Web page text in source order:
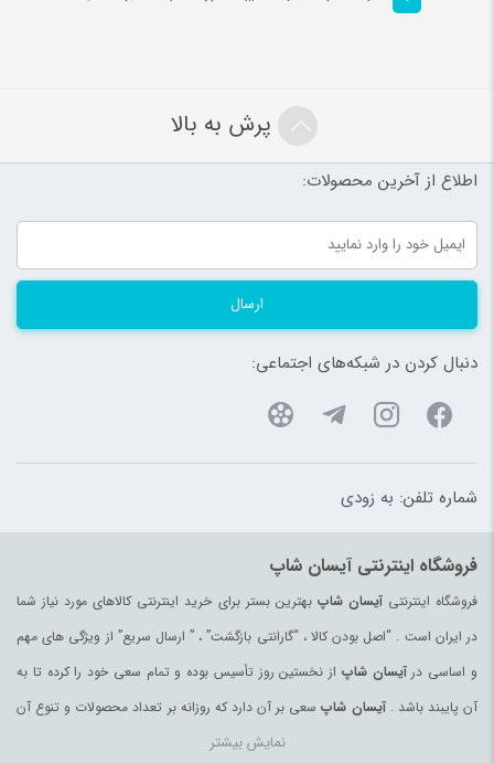
پرش به بالا
اطلاع از آخرین محصولات:
ارسال
دنبال کردن در شبکه‌های اجتماعی:
شماره تلفن: به زودی
فروشگاه اینترنتی آیسان شاپ
فروشگاه اینترنتیآیسان شاپبهترین بستر برای خرید اینترنتی کالاهای مورد نیاز شما
در ایران است . “اصل بودن کالا ، “گارانتی بازگشت” ، ” ارسال سریع” از ویژگی های مهم
و اساسی درآیسان شاپ از نخستین روز تأسیس بوده و تمام سعی خود را کرده تا به
آن پایبند باشد .آیسان شاپ سعی بر آن دارد که روزانه بر تعداد محصولات و تنوع آن
بیفزاید تا بتواند نیاز همه ی افراد با هر نوع سلیقه را در خرید محصولات اینترنتی مرتفع
نمایش بیشتر